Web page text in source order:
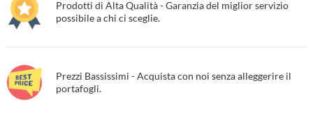
Prodotti di Alta Qualità - Garanzia del miglior servizio
possibile a chi ci sceglie.
Prezzi Bassissimi - Acquista con noi senza alleggerire il
portafogli.